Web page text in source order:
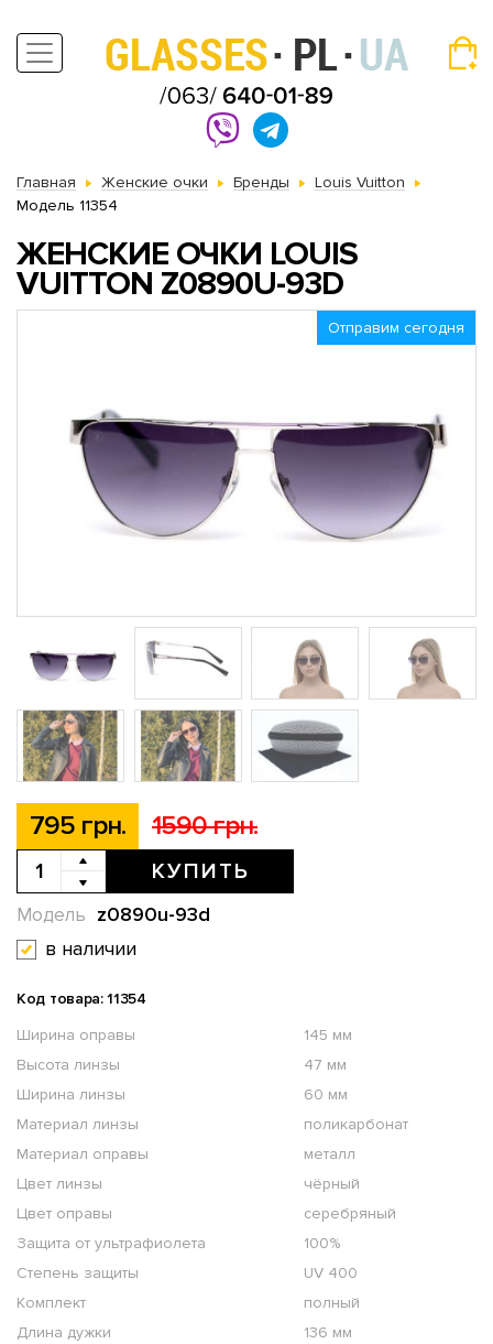
Главная Женские очки Бренды
Louis Vuitton
Модель 11354
ЖЕНСКИЕ ОЧКИ LOUIS
VUITTON Z0890U-93D
Отправим сегодня
795 грн. 1590 грн.
КУПИТЬ
z0890u-93d
Модель
в наличии
Код товара: 11354
Ширина оправы
145 мм
Высота линзы
47 мм
Ширина линзы
60 мм
Материал линзы
поликарбонат
Материал оправы
металл
Цвет линзы
чёрный
Цвет оправы
серебряный
Защита от ультрафиолета
100%
Степень защиты
UV 400
Комплект
полный
Длина дужки
136 мм